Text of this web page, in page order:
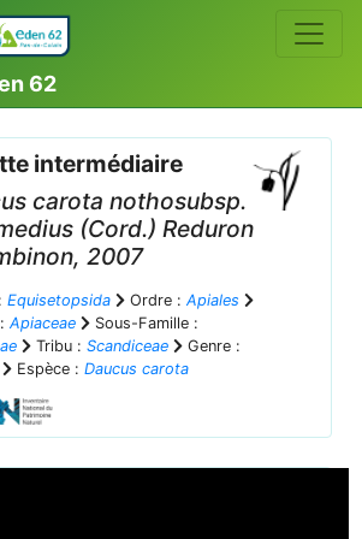
62
intermédiaire
carota nothosubsp.
(Cord.) Reduron
2007
Equisetopsida Ordre : Apiales
Apiaceae
Sous-Famille :
Tribu : Scandiceae
Genre :
Espèce : Daucus carota